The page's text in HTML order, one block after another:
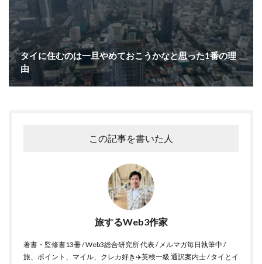
タイに住むのは一旦やめておこうかなと思った1番の理
由
この記事を書いた人
旅するWeb3作家
著書・監修書13冊 / Web3総合研究所 代表 / メルマガ毎日執筆中 /
旅、ポイント、マイル、クレカ好き✈️英検一級 通訳案内士 / タイとイ